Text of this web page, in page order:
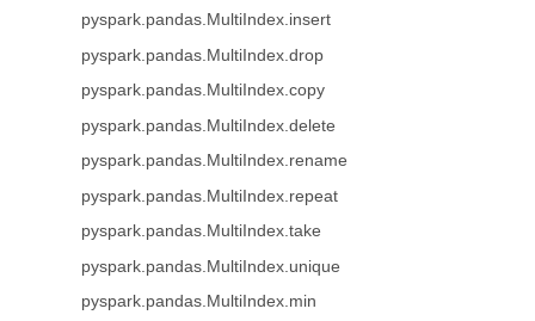
pyspark.pandas.MultiIndex.insert
pyspark.pandas.MultiIndex.drop
pyspark.pandas.MultiIndex.copy
pyspark.pandas.MultiIndex.delete
pyspark.pandas.MultiIndex.rename
pyspark.pandas.MultiIndex.repeat
pyspark.pandas.MultiIndex.take
pyspark.pandas.MultiIndex.unique
pyspark.pandas.MultiIndex.min